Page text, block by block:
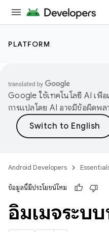
PLATFORM
Google ใช้เทคโนโลยี AI เพื่
การแปลโดย AI อาจมีข้อผิดพล
Android Developers
ข้อมูลนี้มีประโยชน์ไหม
อิมเมจระบ